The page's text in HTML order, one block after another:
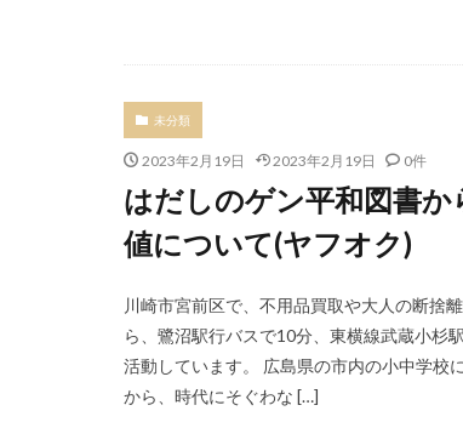
未分類
2023年2月19日 2023年2月19日 0件
はだしのゲン平和図書
値について(ヤフオク)
川崎市宮前区で、不用品買取や大人の断捨
ら、鷺沼駅行バスで10分、東横線武蔵小杉
活動しています。 広島県の市内の小中学校
から、時代にそぐわな […]